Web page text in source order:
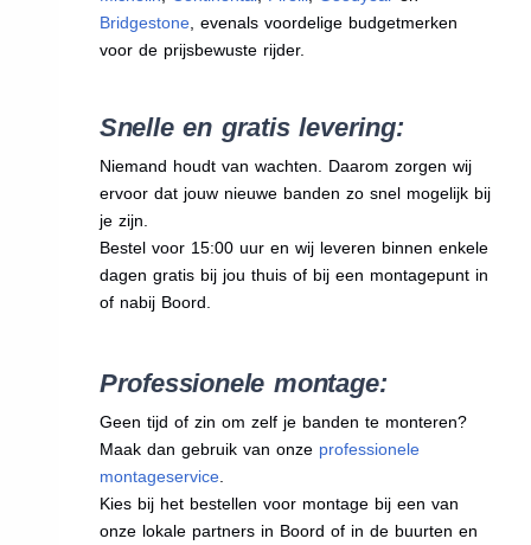
Bridgestone, evenals voordelige budgetmerken
voor de prijsbewuste rijder.
Snelle en gratis levering:
Niemand houdt van wachten. Daarom zorgen wij
ervoor dat jouw nieuwe banden zo snel mogelijk bij
je zijn.
Bestel voor 15:00 uur en wij leveren binnen enkele
dagen gratis bij jou thuis of bij een montagepunt in
of nabij Boord.
Professionele montage:
Geen tijd of zin om zelf je banden te monteren?
Maak dan gebruik van onze professionele
montageservice.
Kies bij het bestellen voor montage bij een van
onze lokale partners in Boord of in de buurten en